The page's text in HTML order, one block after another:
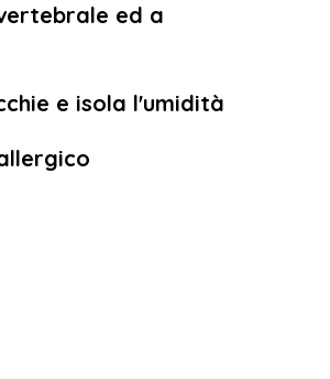
ed a
e isola l'umidità